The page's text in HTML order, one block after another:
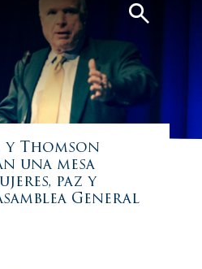
Thomson
una mesa
paz y
General